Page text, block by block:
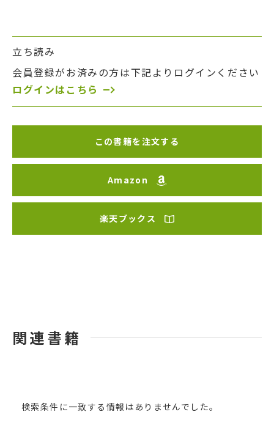
立ち読み
会員登録がお済みの方は下記よりログインください
ログインはこちら
この書籍を注文する
Amazon
楽天ブックス
関連書籍
検索条件に一致する情報はありませんでした。